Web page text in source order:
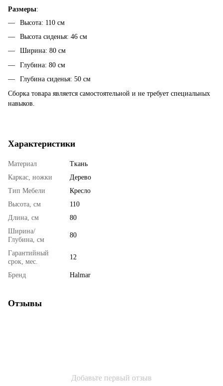
Размеры:
Высота: 110 см
Высота сиденья: 46 см
Ширина: 80 см
Глубина: 80 см
Глубина сиденья: 50 см
Сборка товара является самостоятельной и не требует специальных
навыков.
Характеристики
Материал
Ткань
Каркас, ножки
Дерево
Тип Мебели
Кресло
Высота, см
110
Длина, см
80
Ширина/
Глубина, см
80
Гарантийный
срок, мес.
12
Бренд Halmar
Отзывы
Добавьте первый отзыв